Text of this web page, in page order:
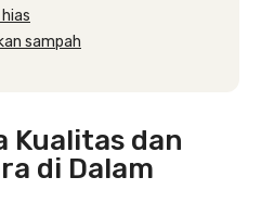
sampah
Kualitas dan
di Dalam